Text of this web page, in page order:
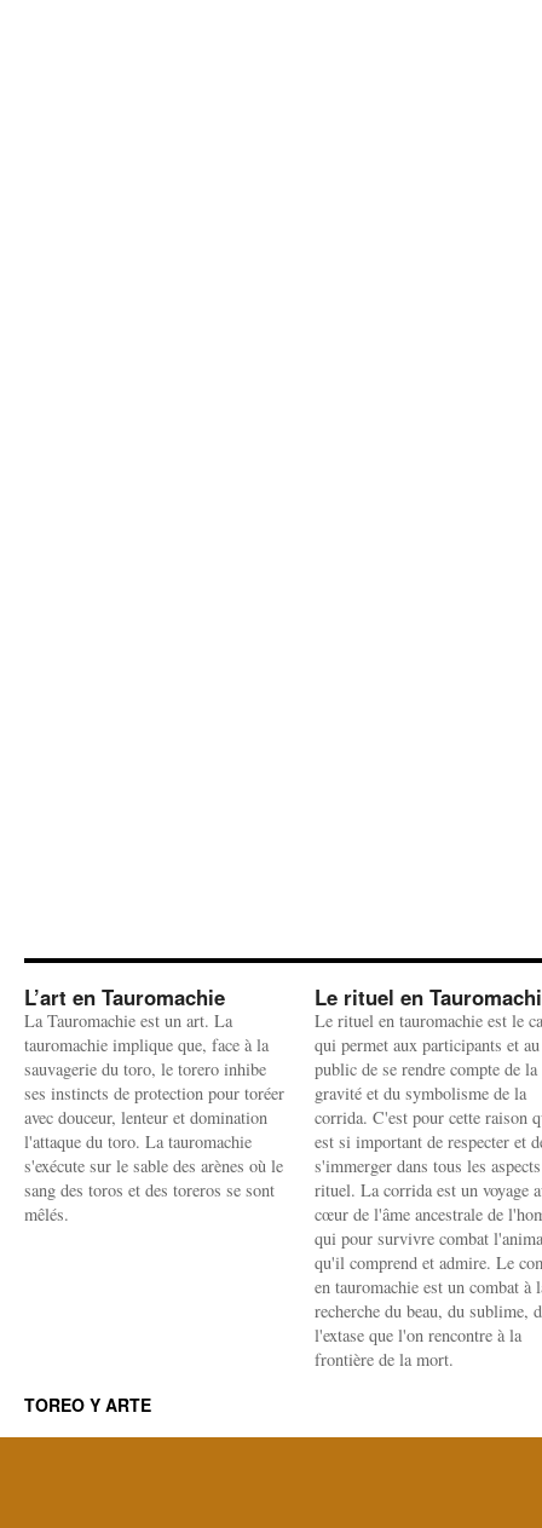
L’art en Tauromachie
La Tauromachie est un art. La
tauromachie implique que, face à la
sauvagerie du toro, le torero inhibe
ses instincts de protection pour toréer
avec douceur, lenteur et domination
l'attaque du toro. La tauromachie
s'exécute sur le sable des arènes où le
sang des toros et des toreros se sont
mêlés.
Le rituel en
Le rituel en tauromachie est le
qui permet aux participants et au
public de se rendre compte de la
gravité et du symbolisme de la
corrida. C'est pour cette raison
est si important de respecter et
s'immerger dans tous les
rituel. La corrida est un voyage
cœur de l'âme ancestrale de
qui pour survivre combat
qu'il comprend et admire. Le
en tauromachie est un combat à
recherche du beau, du sublime,
l'extase que l'on rencontre à la
frontière de la mort.
TOREO Y ARTE